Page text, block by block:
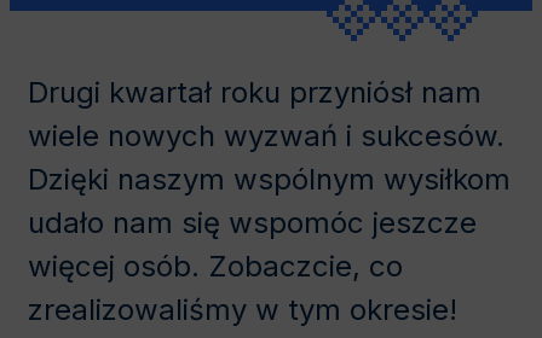
Drugi kwartał roku przyniósł nam
wiele nowych wyzwań i sukcesów.
Dzięki naszym wspólnym wysiłkom
udało nam się wspomóc jeszcze
więcej osób. Zobaczcie, co
zrealizowaliśmy w tym okresie!